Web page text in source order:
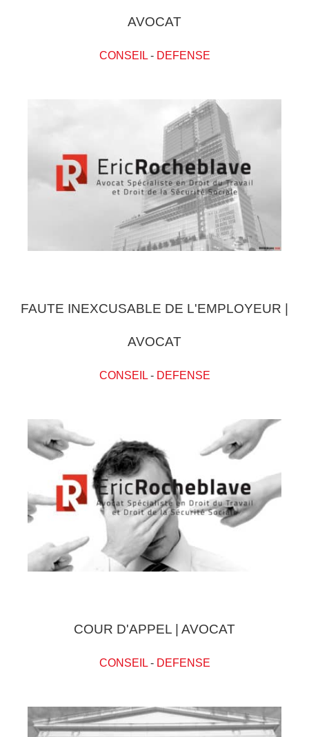
AVOCAT
CONSEIL- DEFENSE
FAUTE INEXCUSABLE DE L'EMPLOYEUR |
AVOCAT
CONSEIL- DEFENSE
COUR D'APPEL | AVOCAT
CONSEIL- DEFENSE